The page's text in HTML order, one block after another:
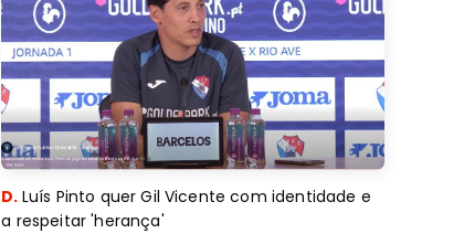
D. Luís Pinto quer Gil Vicente com identidade e
a respeitar 'herança'